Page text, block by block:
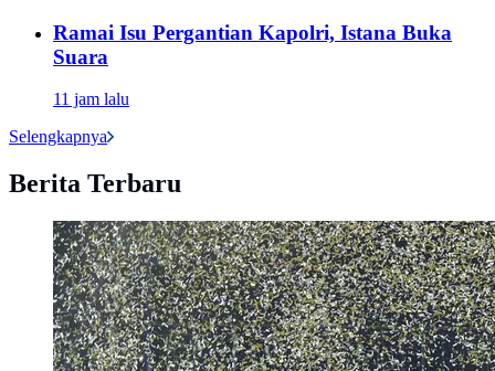
Ramai Isu Pergantian Kapolri, Istana Buka
Suara
11 jam lalu
Selengkapnya
Berita Terbaru